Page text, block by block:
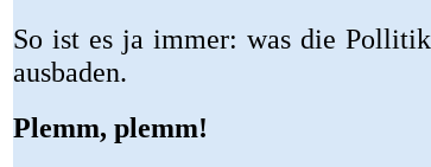
So ist es ja immer: was die
ausbaden.
Plemm, plemm!